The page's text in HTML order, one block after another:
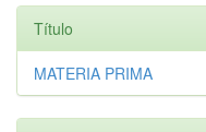
Título
MATERIA PRIMA